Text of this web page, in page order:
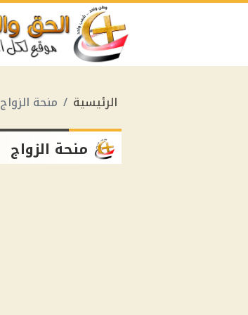
الرئيسية منحة الزواج
منحة الزواج